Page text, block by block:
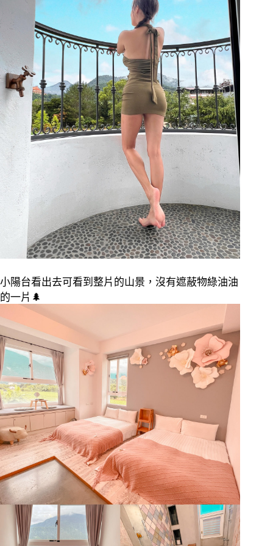
小陽台看出去可看到整片的山景，沒有遮蔽物綠油油
的一片 🌲